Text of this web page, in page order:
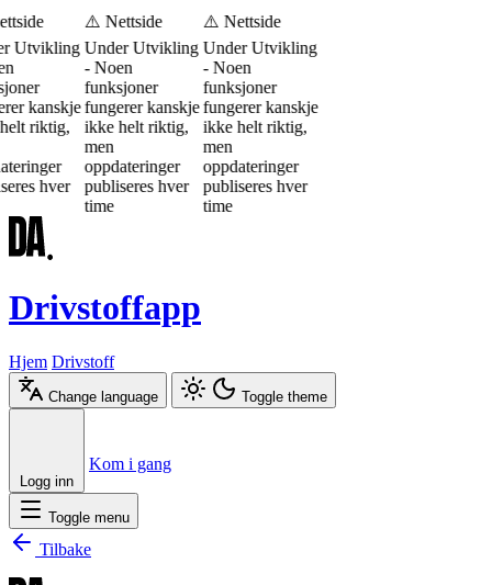
Utvikling
kanskje
riktig,
hver
⚠️ Nettside
Under Utvikling
- Noen
funksjoner
fungerer kanskje
ikke helt riktig,
men
oppdateringer
publiseres hver
time
⚠️ Nettside
Under Utvikling
- Noen
funksjoner
fungerer kanskje
ikke helt riktig,
men
oppdateringer
publiseres hver
time
Drivstoffapp
Hjem Drivstoff
Change language Toggle theme
Logg inn
Kom i gang
Toggle menu
Tilbake